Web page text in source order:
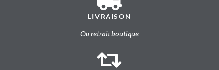
LIVRAISON
Ou retrait boutique